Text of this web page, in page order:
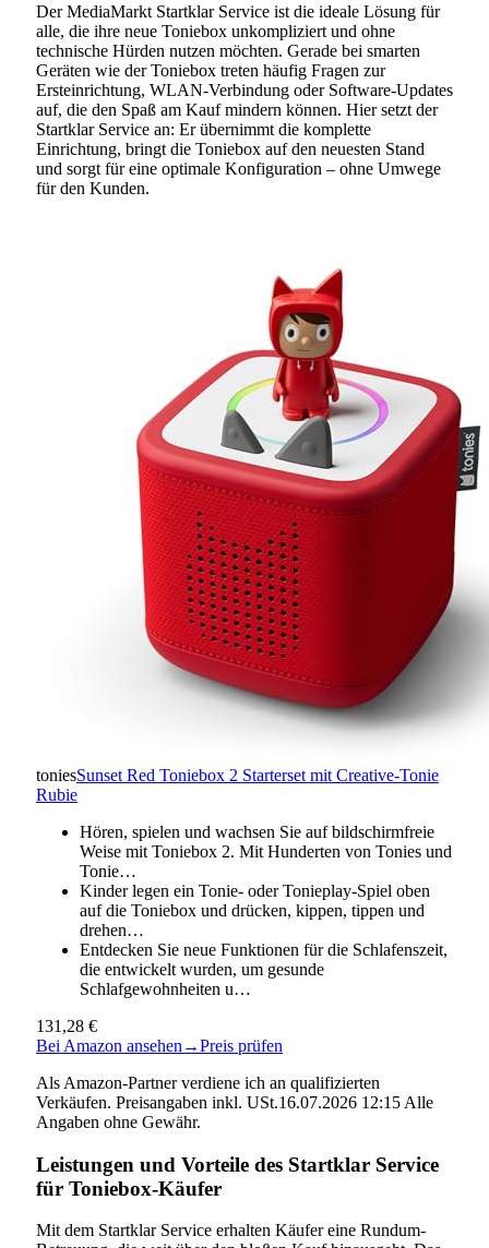
Der MediaMarkt Startklar Service ist die ideale Lösung für
alle, die ihre neue Toniebox unkompliziert und ohne
technische Hürden nutzen möchten. Gerade bei smarten
Geräten wie der Toniebox treten häufig Fragen zur
Ersteinrichtung, WLAN-Verbindung oder Software-Updates
auf, die den Spaß am Kauf mindern können. Hier setzt der
Startklar Service an: Er übernimmt die komplette
Einrichtung, bringt die Toniebox auf den neuesten Stand
und sorgt für eine optimale Konfiguration – ohne Umwege
für den Kunden.
toniesSunset Red Toniebox 2 Starterset mit Creative-Tonie
Rubie
Hören, spielen und wachsen Sie auf bildschirmfreie
Weise mit Toniebox 2. Mit Hunderten von Tonies und
Tonie…
Kinder legen ein Tonie- oder Tonieplay-Spiel oben
auf die Toniebox und drücken, kippen, tippen und
drehen…
Entdecken Sie neue Funktionen für die Schlafenszeit,
die entwickelt wurden, um gesunde
Schlafgewohnheiten u…
131,28 €
Bei Amazon ansehen →Preis prüfen
Als Amazon-Partner verdiene ich an qualifizierten
Verkäufen. Preisangaben inkl. USt.16.07.2026 12:15 Alle
Angaben ohne Gewähr.
Leistungen und Vorteile des Startklar Service
für Toniebox-Käufer
Mit dem Startklar Service erhalten Käufer eine Rundum-